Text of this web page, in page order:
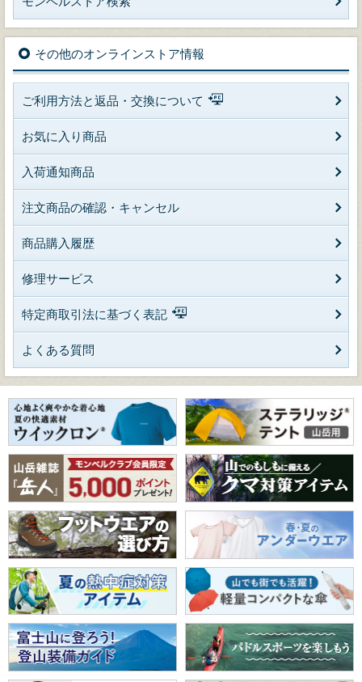
その他のオンラインストア情報
ご利用方法と返品・交換について
お気に入り商品
入荷通知商品
注文商品の確認・キャンセル
商品購入履歴
修理サービス
特定商取引法に基づく表記
よくある質問